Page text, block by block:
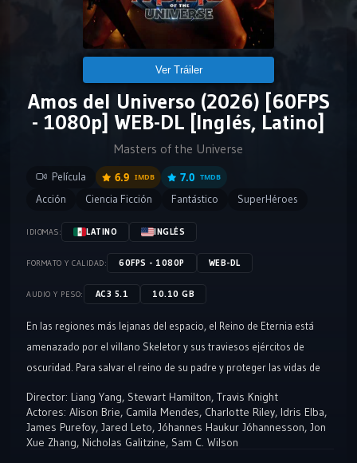
Ver Tráiler
Amos del Universo (2026) [60FPS
- 1080p] WEB-DL [Inglés, Latino]
Masters of the Universe
Película 6.9 IMDB 7.0 TMDB
Acción Ciencia Ficción Fantástico SuperHéroes
IDIOMAS: LATINO INGLÉS
FORMATO Y CALIDAD: 60FPS - 1080P WEB-DL
AUDIO Y PESO: AC3 5.1 10.10 GB
En las regiones más lejanas del espacio, el Reino de Eternia está
amenazado por el villano Skeletor y sus traviesos ejércitos de
oscuridad. Para salvar el reino de su padre y proteger las vidas de
espada mítica y convertirse en el legendario guerrero conocido
como "He-Man".
Director: Liang Yang, Stewart Hamilton, Travis Knight
Actores: Alison Brie, Camila Mendes, Charlotte Riley, Idris Elba,
James Purefoy, Jared Leto, Jóhannes Haukur Jóhannesson, Jon
Xue Zhang, Nicholas Galitzine, Sam C. Wilson